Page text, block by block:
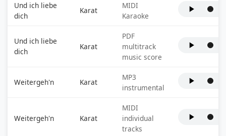
Und ich liebe
dich
Karat
MIDI
Karaoke
Und ich liebe
dich
Karat
PDF
multitrack
music score
Weitergeh'n Karat
MP3
instrumental
Weitergeh'n Karat
MIDI
individual
tracks